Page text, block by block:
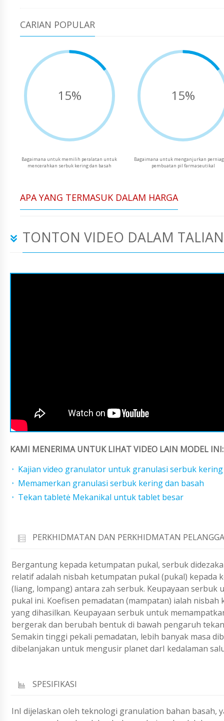
CARIAN POPULAR
15%
Bagaimana untuk memilih peralatan untuk
mencerahkan serbuk kering dan basah
15%
Bagaimana untuk menganjurkan
pembuatan pil farmaseutikal
APA YANG TERMASUK DALAM HARGA
TONTON VIDEO DALAM TALIAN
KAMI MENERIMA UNTUK LIHAT VIDEO LAIN MODEL INI:
Kajian video granulator untuk granulasi serbuk
Memamerkan granulasi serbuk kering dan basah
Tekan tabletė Mekanikal untuk tablet besar
PERKHIDMATAN DAN PERKHIDMATAN
Bergantung kepada ketumpatan pukal, serbuk
relatif adalah nisbah ketumpatan pukal (pukal) kepada
(liang, lompang) antara zah serbuk. Keupayaan
pukal ini. Koefisen pemadatan (mampatan) ialah
yang dihasilkan. Keupayaan serbuk untuk
bergerak dan berubah bentuk di bawah pengaruh
Semakin tinggi pekali pemadatan, lebih banyak masa
dibelanjakan untuk mengusir planet darI kedalaman
SPESIFIKASI
InI dijelaskan oleh teknologi granulation bahan basah,